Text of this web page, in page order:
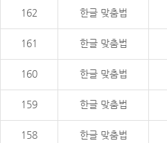
162 한글 맞춤법
161 한글 맞춤법
160 한글 맞춤법
159 한글 맞춤법
158 한글 맞춤법